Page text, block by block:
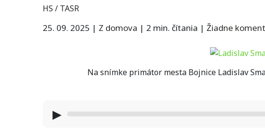
HS / TASR
25. 09. 2025 | Z domova | 2 min. čítania | Žiadne
Na snímke primátor mesta Bojnice Ladislav
▶